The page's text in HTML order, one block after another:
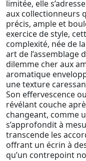
limitée, elle
aux collectionneurs
précis, ample et
exercice de style,
complexité, née de
art de l’assemblage
dilemme cher aux
aromatique
une texture
Son effervescence
révélant couche
changeant, comme
s’approfondit à
transcende les
offrant un écrin à
qu’un contrepoint